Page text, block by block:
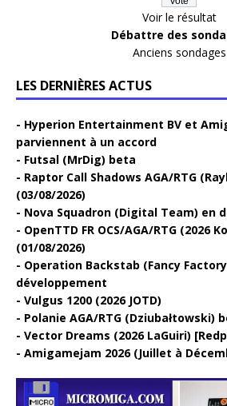
Voir le résultat
Débattre des
Anciens sondages
LES DERNIÈRES ACTUS
Hyperion Entertainment BV et
parviennent à un accord
Futsal (MrDig) beta
Raptor Call Shadows AGA/RTG
(03/08/2026)
Nova Squadron (Digital Team) en
OpenTTD FR OCS/AGA/RTG (2026
(01/08/2026)
Operation Backstab (Fancy
développement
Vulgus 1200 (2026 JOTD)
Polanie AGA/RTG (Dziubałtowski)
Vector Dreams (2026 LaGuiri)
Amigamejam 2026 (Juillet à